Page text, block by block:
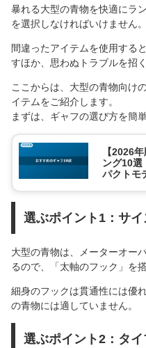
暴れる大型の青物を快適にラ
を選択しなければいけません。
間違ったアイテムを使用する
すほか、思わぬトラブルを招
ここからは、大型の青物向け
イテムをご紹介します。
まずは、ギャフの選び方を簡
【2026
ング10選
パクトモ
選ぶポイント1：サイ
大型の青物は、メーターオー
るので、「太軸のフック」を
細身のフックは貫通性には優
の青物には適していません。
選ぶポイント2：タイ